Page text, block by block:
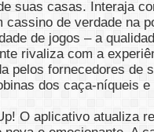
suas casas. Interaja
de verdade na
de jogos – a
rivaliza com a
pelos fornecedores
dos caça-níqueis
O aplicativo atualiza